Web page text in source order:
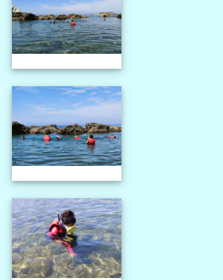
1150527獨木舟課程
1150527獨木舟課程